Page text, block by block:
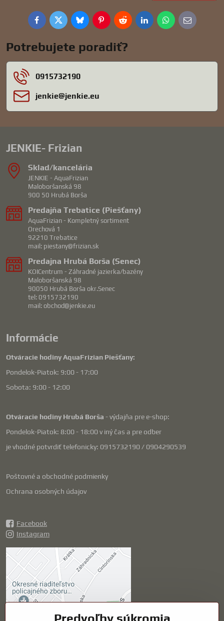
FacebookTwitterBlueskyPinterestRedditLinkedInWhatsApp
E-
mail
Potrebujete poradiť?
0915732190
jenkie​@jenkie​.eu
JENKIE- Frizian
Sklad/kancelária
JENKIE - AquaFrizian
Maloboršanská 98
900 50 Hrubá Borša
Predajňa Trebatice (Piešťany)
AquaFrizian - Kompletný sortiment
Orechová 1
92210 Trebatice
mail: piestany@frizian.sk
Predajna Hrubá Borša (Senec)
KOICentrum - Záhradné jazierka/bazény
Maloboršanská 98
90050 Hrubá Borša okr.Senec
tel: 0915732190
mail: obchod@jenkie.eu
Informácie
Otváracie hodiny AquaFrizian Piešťany:
Pondelok-Piatok: 9:00 - 17:00
Sobota: 9:00 - 12:00
Otváracie hodiny Hrubá Borša - výdajňa pre e-shop:
Pondelok-Piatok: 8:00 - 18:00 v iný čas a pre odber
je vhodné potvrdiť telefonicky: 0915732190 / 0904290539
Poštovné a obchodné podmienky
Ochrana osobných údajov
Facebook
Instagram
Externý obsah je
blokovaný Voľbami
súkromia
Prajete si načítať externý obsah?
Predvoľby súkromia